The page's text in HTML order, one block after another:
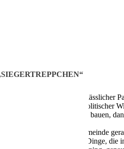
Anfeindungen „kein verlässlicher
Dennoch sei politischer
in seinem Fokus: „Wenn bauen,
da steht die Gemeinde
aber: „Das sind alles Dinge, die